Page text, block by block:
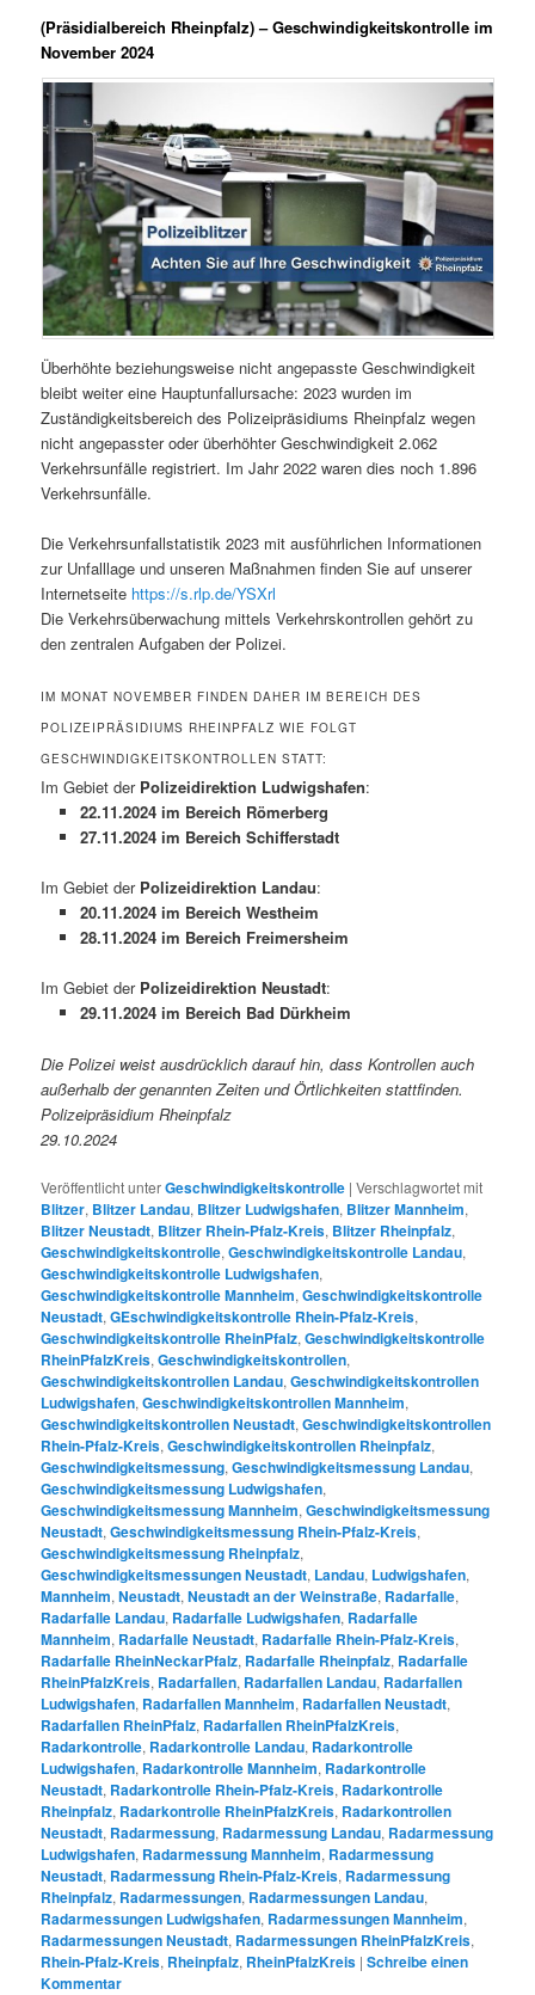
(Präsidialbereich Rheinpfalz)– Geschwindigkeitskontrolle im
November 2024
Überhöhte beziehungsweise nicht angepasste Geschwindigkeit
bleibt weiter eine Hauptunfallursache: 2023 wurden im
Zuständigkeitsbereich des Polizeipräsidiums Rheinpfalz wegen
nicht angepasster oder überhöhter Geschwindigkeit 2.062
Verkehrsunfälle registriert. Im Jahr 2022 waren dies noch 1.896
Verkehrsunfälle.
Die Verkehrsunfallstatistik 2023 mit ausführlichen Informationen
zur Unfalllage und unseren Maßnahmen finden Sie auf unserer
Internetseite https://s.rlp.de/YSXrl
Die Verkehrsüberwachung mittels Verkehrskontrollen gehört zu
den zentralen Aufgaben der Polizei.
IM MONAT NOVEMBER FINDEN DAHER IM BEREICH DES
POLIZEIPRÄSIDIUMS RHEINPFALZ WIE FOLGT
GESCHWINDIGKEITSKONTROLLEN STATT:
Im Gebiet der Polizeidirektion Ludwigshafen:
22.11.2024 im Bereich Römerberg
27.11.2024 im Bereich Schifferstadt
Im Gebiet der Polizeidirektion Landau:
20.11.2024 im Bereich Westheim
28.11.2024 im Bereich Freimersheim
Im Gebiet der Polizeidirektion Neustadt:
29.11.2024 im Bereich Bad Dürkheim
Die Polizei weist ausdrücklich darauf hin, dass Kontrollen auch
außerhalb der genannten Zeiten und Örtlichkeiten stattfinden.
Polizeipräsidium Rheinpfalz
29.10.2024
Veröffentlicht unterGeschwindigkeitskontrolle |Verschlagwortet mit
Blitzer, Blitzer Landau, Blitzer Ludwigshafen, Blitzer Mannheim,
Blitzer Neustadt, Blitzer Rhein-Pfalz-Kreis, Blitzer Rheinpfalz,
Geschwindigkeitskontrolle,Geschwindigkeitskontrolle Landau,
Geschwindigkeitskontrolle Ludwigshafen,
Geschwindigkeitskontrolle Mannheim,Geschwindigkeitskontrolle
Neustadt,GEschwindigkeitskontrolle Rhein-Pfalz-Kreis,
Geschwindigkeitskontrolle RheinPfalz,Geschwindigkeitskontrolle
RheinPfalzKreis,Geschwindigkeitskontrollen,
Geschwindigkeitskontrollen Landau,Geschwindigkeitskontrollen
Ludwigshafen,Geschwindigkeitskontrollen Mannheim,
Geschwindigkeitskontrollen Neustadt,Geschwindigkeitskontrollen
Rhein-Pfalz-Kreis,Geschwindigkeitskontrollen Rheinpfalz,
Geschwindigkeitsmessung,Geschwindigkeitsmessung Landau,
Geschwindigkeitsmessung Ludwigshafen,
Geschwindigkeitsmessung Mannheim,Geschwindigkeitsmessung
Neustadt,Geschwindigkeitsmessung Rhein-Pfalz-Kreis,
Geschwindigkeitsmessung Rheinpfalz,
Geschwindigkeitsmessungen Neustadt, Landau, Ludwigshafen,
Mannheim,Neustadt,Neustadt an der Weinstraße, Radarfalle,
Radarfalle Landau, Radarfalle Ludwigshafen, Radarfalle
Mannheim, Radarfalle Neustadt, Radarfalle Rhein-Pfalz-Kreis,
Radarfalle RheinNeckarPfalz, Radarfalle Rheinpfalz, Radarfalle
RheinPfalzKreis, Radarfallen, Radarfallen Landau, Radarfallen
Ludwigshafen, Radarfallen Mannheim, Radarfallen Neustadt,
Radarfallen RheinPfalz, Radarfallen RheinPfalzKreis,
Radarkontrolle, Radarkontrolle Landau, Radarkontrolle
Ludwigshafen, Radarkontrolle Mannheim, Radarkontrolle
Neustadt, Radarkontrolle Rhein-Pfalz-Kreis, Radarkontrolle
Rheinpfalz, Radarkontrolle RheinPfalzKreis, Radarkontrollen
Neustadt, Radarmessung, Radarmessung Landau, Radarmessung
Ludwigshafen, Radarmessung Mannheim, Radarmessung
Neustadt, Radarmessung Rhein-Pfalz-Kreis, Radarmessung
Rheinpfalz, Radarmessungen, Radarmessungen Landau,
Radarmessungen Ludwigshafen, Radarmessungen Mannheim,
Radarmessungen Neustadt, Radarmessungen RheinPfalzKreis,
Rhein-Pfalz-Kreis, Rheinpfalz, RheinPfalzKreis |Schreibe einen
Kommentar